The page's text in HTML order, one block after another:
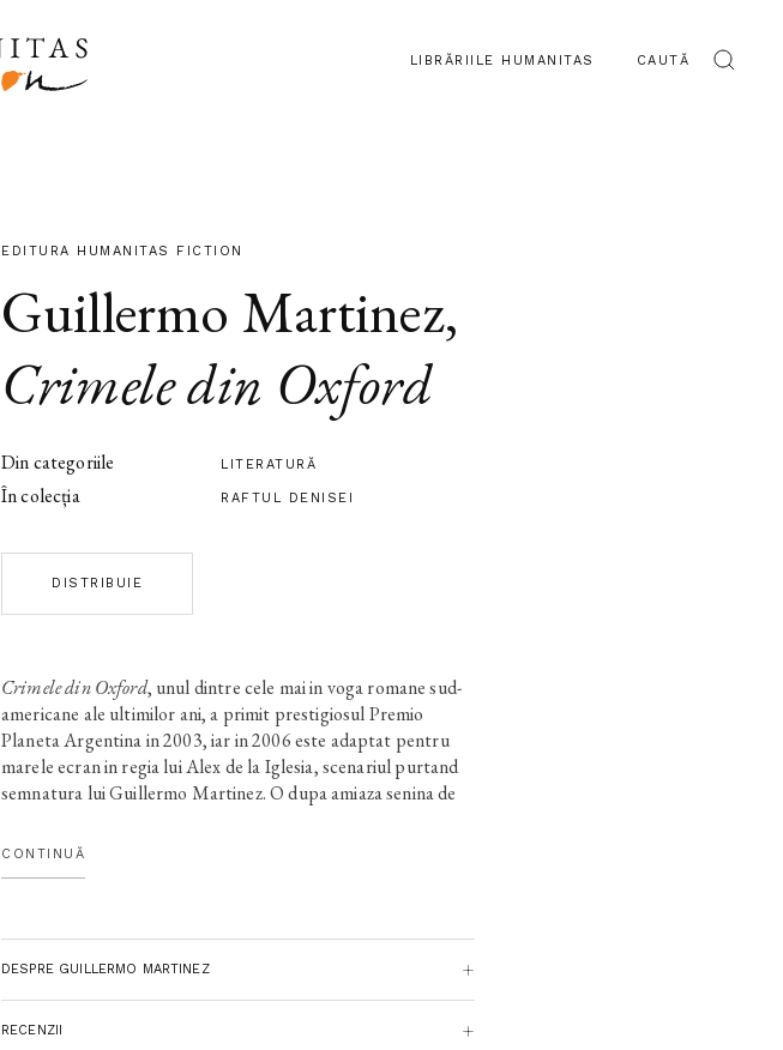
LIBRĂRIILE HUMANITAS CAUTĂ
EDITURA HUMANITAS FICTION
Guillermo Martinez,
Crimele din Oxford
Din categoriile LITERATURĂ
În colecția RAFTUL DENISEI
DISTRIBUIE
Crimele din Oxford, unul dintre cele mai in voga romane sud-
americane ale ultimilor ani, a primit prestigiosul Premio
Planeta Argentina in 2003, iar in 2006 este adaptat pentru
marele ecran in regia lui Alex de la Iglesia, scenariul purtand
semnatura lui Guillermo Martinez. O dupa amiaza senina de
echipei care a spart codul Enigma in timpul celui de-al Doilea
Razboi Mondial, este asasinata cu sange rece. Intra in scena
CONTINUĂ
DESPRE GUILLERMO MARTINEZ
RECENZII